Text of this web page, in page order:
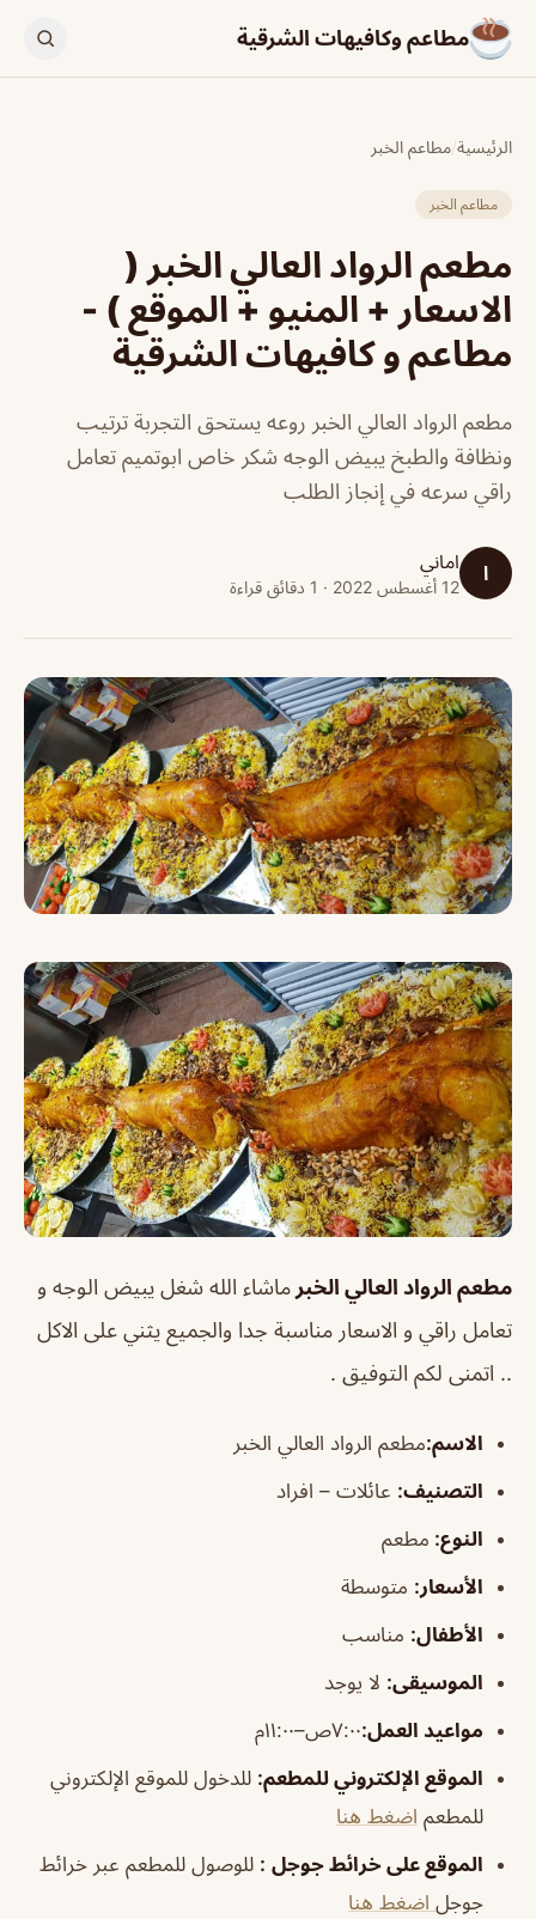
مطاعم وكافيهات الشرقية
الرئيسية/مطاعم الخبر
مطاعم الخبر
مطعم الرواد العالي الخبر (
الاسعار + المنيو + الموقع ) -
مطاعم و كافيهات الشرقية
مطعم الرواد العالي الخبر روعه يستحق التجربة ترتيب
ونظافة والطبخ يبيض الوجه شكر خاص ابوتميم تعامل
راقي سرعه في إنجاز الطلب
ا اماني
12 أغسطس 2022 · 1 دقائق قراءة
مطعم الرواد العالي الخبر ماشاء الله شغل يبيض الوجه و
تعامل راقي و الاسعار مناسبة جدا والجميع يثني على الاكل
.. اتمنى لكم التوفيق .
الاسم:مطعم الرواد العالي الخبر
التصنيف: عائلات – افراد
النوع: مطعم
الأسعار: متوسطة
الأطفال: مناسب
الموسيقى: لا يوجد
مواعيد العمل:٧:٠٠ص–١١:٠٠م
الموقع الإلكتروني للمطعم: للدخول للموقع الإلكتروني
للمطعم اضغط هنا
الموقع على خرائط جوجل : للوصول للمطعم عبر خرائط
جوجل اضغط هنا